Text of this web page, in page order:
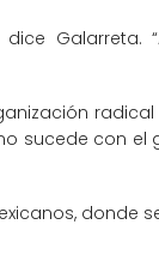
Galarreta.
sucede con
donde